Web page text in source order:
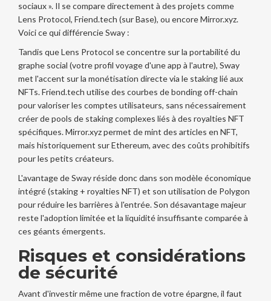
sociaux ». Il se compare directement à des projets comme
Lens Protocol, Friend.tech (sur Base), ou encoreMirror.xyz.
Voici ce qui différencie Sway :
Tandis que Lens Protocol se concentre sur la portabilité du
graphe social (votre profil voyage d'une app à l'autre), Sway
met l'accent sur la monétisation directe via le staking lié aux
NFTs. Friend.tech utilise des courbes de bonding off-chain
pour valoriser les comptes utilisateurs, sans nécessairement
créer de pools de staking complexes liés à des royalties NFT
spécifiques. Mirror.xyz permet de mint des articles en NFT,
mais historiquement sur Ethereum, avec des coûts prohibitifs
pour les petits créateurs.
L'avantage de Sway réside donc dans son modèle économique
intégré (staking + royalties NFT) et son utilisation de Polygon
pour réduire les barrières à l'entrée. Son désavantage majeur
reste l'adoption limitée et la liquidité insuffisante comparée à
ces géants émergents.
Risques et considérations
de sécurité
Avant d'investir même une fraction de votre épargne, il faut